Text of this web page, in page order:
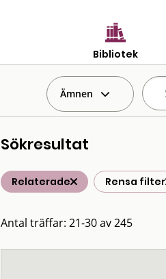
Bibliotek
Ämnen
Sökresultat
Relaterade Rensa filter
Antal träffar: 21-30 av 245